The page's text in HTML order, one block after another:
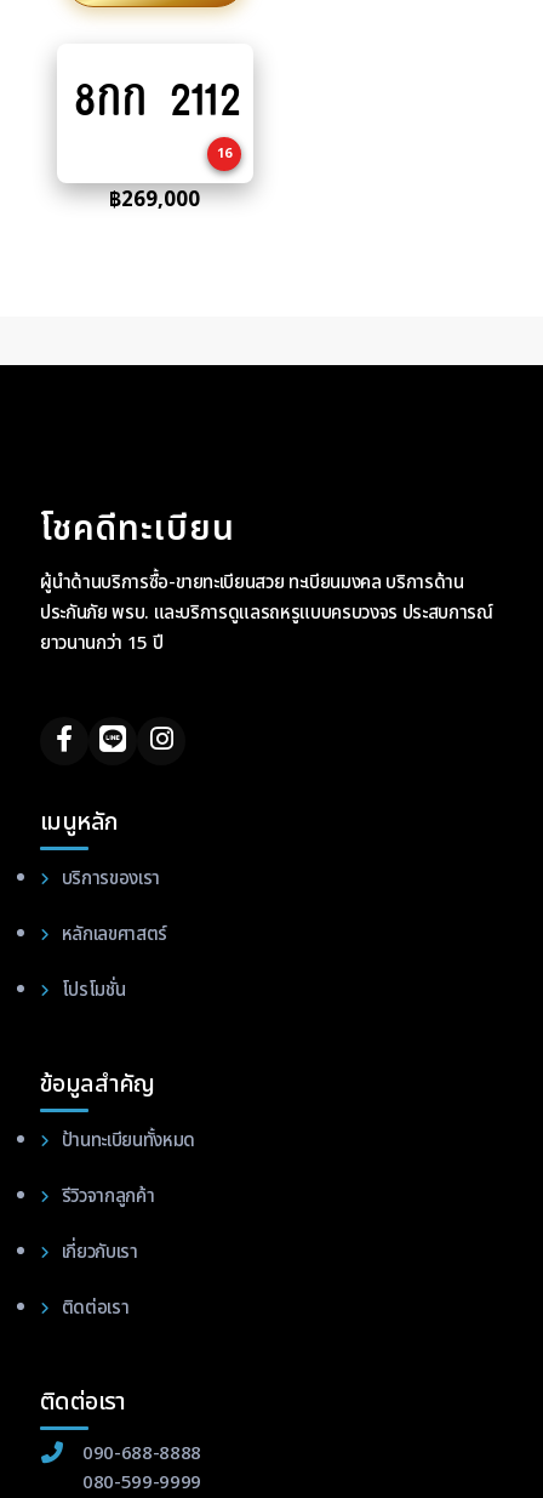
to
8กก 2112
16
฿269,000
โชคดีทะเบียน
ผู้นำด้านบริการซื้อ-ขายทะเบียนสวย ทะเบียนมงคล บริการด้าน
ประกันภัย พรบ. และบริการดูแลรถหรูแบบครบวงจร ประสบการณ์
ยาวนานกว่า 15 ปี
เมนูหลัก
บริการของเรา
หลักเลขศาสตร์
โปรโมชั่น
ข้อมูลสำคัญ
ป้านทะเบียนทั้งหมด
รีวิวจากลูกค้า
เกี่ยวกับเรา
ติดต่อเรา
ติดต่อเรา
090-688-8888
080-599-9999